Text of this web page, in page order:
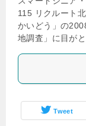
115 リクルート
かいどう」の
地調査」に目が
Tweet